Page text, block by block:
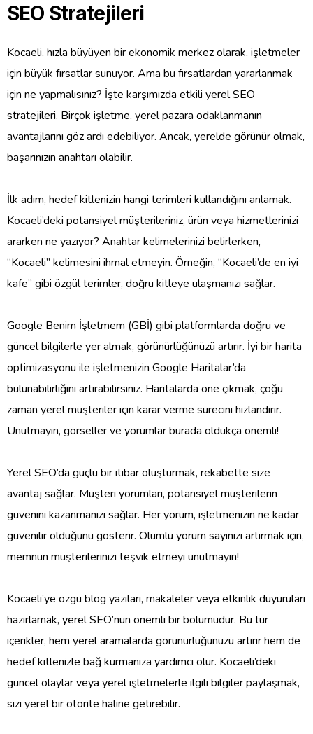
SEO Stratejileri
Kocaeli, hızla büyüyen bir ekonomik merkez olarak, işletmeler
için büyük fırsatlar sunuyor. Ama bu fırsatlardan yararlanmak
için ne yapmalısınız? İşte karşımızda etkili yerel SEO
stratejileri. Birçok işletme, yerel pazara odaklanmanın
avantajlarını göz ardı edebiliyor. Ancak, yerelde görünür olmak,
başarınızın anahtarı olabilir.
İlk adım, hedef kitlenizin hangi terimleri kullandığını anlamak.
Kocaeli’deki potansiyel müşterileriniz, ürün veya hizmetlerinizi
ararken ne yazıyor? Anahtar kelimelerinizi belirlerken,
“Kocaeli” kelimesini ihmal etmeyin. Örneğin, “Kocaeli’de en iyi
kafe” gibi özgül terimler, doğru kitleye ulaşmanızı sağlar.
Google Benim İşletmem (GBİ) gibi platformlarda doğru ve
güncel bilgilerle yer almak, görünürlüğünüzü artırır. İyi bir harita
optimizasyonu ile işletmenizin Google Haritalar’da
bulunabilirliğini artırabilirsiniz. Haritalarda öne çıkmak, çoğu
zaman yerel müşteriler için karar verme sürecini hızlandırır.
Unutmayın, görseller ve yorumlar burada oldukça önemli!
Yerel SEO’da güçlü bir itibar oluşturmak, rekabette size
avantaj sağlar. Müşteri yorumları, potansiyel müşterilerin
güvenini kazanmanızı sağlar. Her yorum, işletmenizin ne kadar
güvenilir olduğunu gösterir. Olumlu yorum sayınızı artırmak için,
memnun müşterilerinizi teşvik etmeyi unutmayın!
Kocaeli’ye özgü blog yazıları, makaleler veya etkinlik duyuruları
hazırlamak, yerel SEO’nun önemli bir bölümüdür. Bu tür
içerikler, hem yerel aramalarda görünürlüğünüzü artırır hem de
hedef kitlenizle bağ kurmanıza yardımcı olur. Kocaeli’deki
güncel olaylar veya yerel işletmelerle ilgili bilgiler paylaşmak,
sizi yerel bir otorite haline getirebilir.